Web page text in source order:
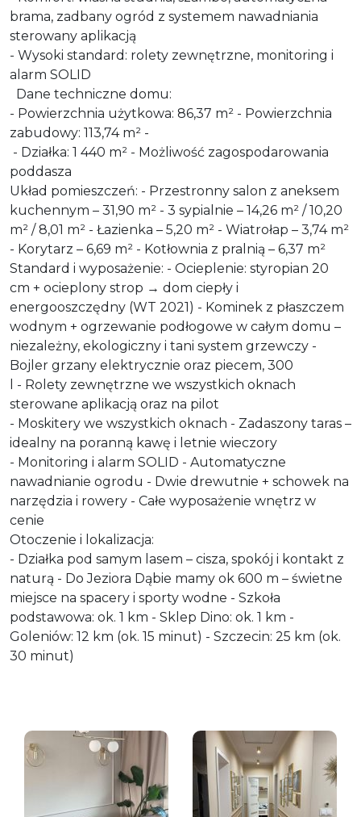
brama, zadbany ogród z systemem nawadniania
sterowany aplikacją
- Wysoki standard: rolety zewnętrzne, monitoring i
alarm SOLID
Dane techniczne domu:
- Powierzchnia użytkowa: 86,37 m² - Powierzchnia
zabudowy: 113,74 m² -
- Działka: 1 440 m² - Możliwość zagospodarowania
poddasza
Układ pomieszczeń: - Przestronny salon z aneksem
kuchennym – 31,90 m² - 3 sypialnie – 14,26 m² / 10,20
m² / 8,01 m² - Łazienka – 5,20 m² - Wiatrołap – 3,74 m²
- Korytarz – 6,69 m² - Kotłownia z pralnią – 6,37 m²
Standard i wyposażenie: - Ocieplenie: styropian 20
cm + ocieplony strop → dom ciepły i
energooszczędny (WT 2021) - Kominek z płaszczem
wodnym + ogrzewanie podłogowe w całym domu –
niezależny, ekologiczny i tani system grzewczy -
Bojler grzany elektrycznie oraz piecem, 300
l - Rolety zewnętrzne we wszystkich oknach
sterowane aplikacją oraz na pilot
- Moskitery we wszystkich oknach - Zadaszony taras –
idealny na poranną kawę i letnie wieczory
- Monitoring i alarm SOLID - Automatyczne
nawadnianie ogrodu - Dwie drewutnie + schowek na
narzędzia i rowery - Całe wyposażenie wnętrz w
cenie
Otoczenie i lokalizacja:
- Działka pod samym lasem – cisza, spokój i kontakt z
naturą - Do Jeziora Dąbie mamy ok 600 m – świetne
miejsce na spacery i sporty wodne - Szkoła
podstawowa: ok. 1 km - Sklep Dino: ok. 1 km -
Goleniów: 12 km (ok. 15 minut) - Szczecin: 25 km (ok.
30 minut)